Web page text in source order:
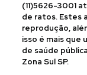
(11)5626-3001
de ratos. Estes
reprodução,
isso é mais que
de saúde
Zona Sul SP.